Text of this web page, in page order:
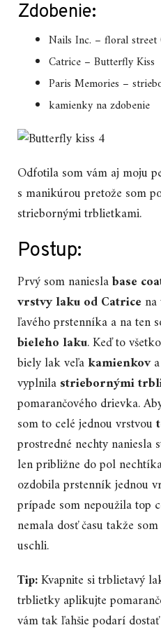
Zdobenie:
Nails Inc. – floral
Catrice – Butterfly Kiss
Paris Memories –
kamienky na zdobenie
Odfotila som vám aj moju
s manikúrou pretože som
striebornými trblietkami.
Postup:
Prvý som nanieslabase
vrstvy laku od Catrice
ľavého prstenníka a na ten
bieleho laku. Keď to
biely lak veľakamienkova
vyplnilastriebornými
pomarančového drievka.
som to celé jednou vrstvou
prostredné nechty naniesla
len približne do pol
ozdobila prstenník jednou
prípade som nepoužila top
nemala dosť času takže
uschli.
Tip:Kvapnite si trblietavý
trblietky aplikujte
vám tak ľahšie podarí